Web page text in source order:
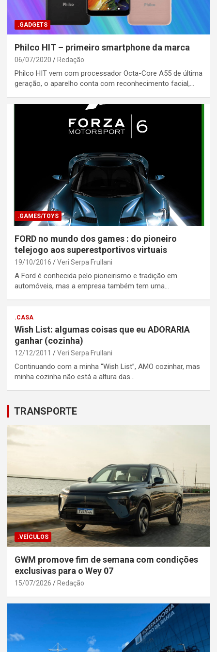
.GADGETS
Philco HIT – primeiro smartphone da marca
06/07/2020 Redação
Philco HIT vem com processador Octa-Core A55 de última
geração, o aparelho conta com reconhecimento facial,…
.GAMES/TOYS
FORD no mundo dos games : do pioneiro
telejogo aos superestportivos virtuais
19/10/2016 Veri Serpa Frullani
A Ford é conhecida pelo pioneirismo e tradição em
automóveis, mas a empresa também tem uma…
.CASA
Wish List: algumas coisas que eu ADORARIA
ganhar (cozinha)
12/12/2011 Veri Serpa Frullani
Continuando com a minha “Wish List”, AMO cozinhar, mas
minha cozinha não está a altura das…
TRANSPORTE
.VEÍCULOS
GWM promove fim de semana com condições
exclusivas para o Wey 07
15/07/2026 Redação